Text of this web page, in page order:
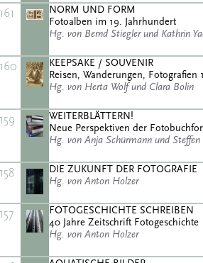
161
NORM UND FORM
Fotoalben im 19. Jahrhundert
Hg. von Bernd Stiegler und Kathrin
160
KEEPSAKE / SOUVENIR
Reisen, Wanderungen, Fotografien
Hg. von Herta Wolf und Clara Bolin
159
WEITERBLÄTTERN!
Neue Perspektiven der
Hg. von Anja Schürmann und Steffen
158
DIE ZUKUNFT DER FOTOGRAFIE
Hg. von Anton Holzer
157
FOTOGESCHICHTE SCHREIBEN
40 Jahre Zeitschrift Fotogeschichte
Hg. von Anton Holzer